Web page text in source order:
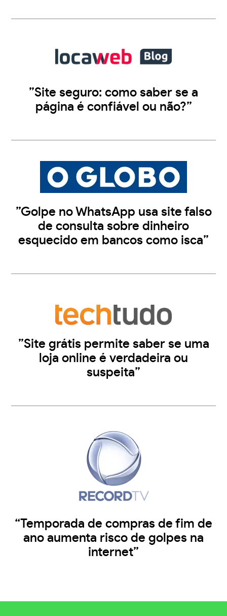
”Site seguro: como saber se a
página é confiável ou não?”
”Golpe no WhatsApp usa site falso
de consulta sobre dinheiro
esquecido em bancos como isca”
”Site grátis permite saber se uma
loja online é verdadeira ou
suspeita”
“Temporada de compras de fim de
ano aumenta risco de golpes na
internet”